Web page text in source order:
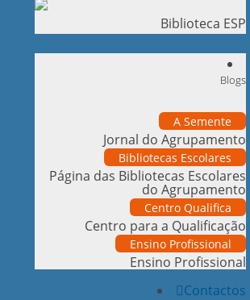
Biblioteca ESP
Blogs
A Semente
Jornal do Agrupamento
Bibliotecas Escolares
Página das Bibliotecas Escolares
do Agrupamento
Centro Qualifica
Centro para a Qualificação
Ensino Profissional
Ensino Profissional
Contactos